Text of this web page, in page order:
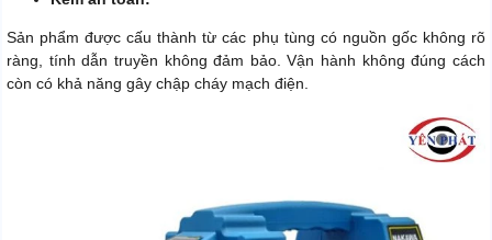
Sản phẩm được cấu thành từ các phụ tùng có nguồn gốc không rõ
ràng, tính dẫn truyền không đảm bảo. Vận hành không đúng cách
còn có khả năng gây chập cháy mạch điện.